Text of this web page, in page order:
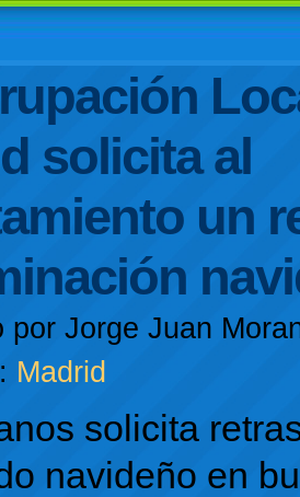
solicita al
un
por Jorge Juan
Madrid
solicita
navideño en